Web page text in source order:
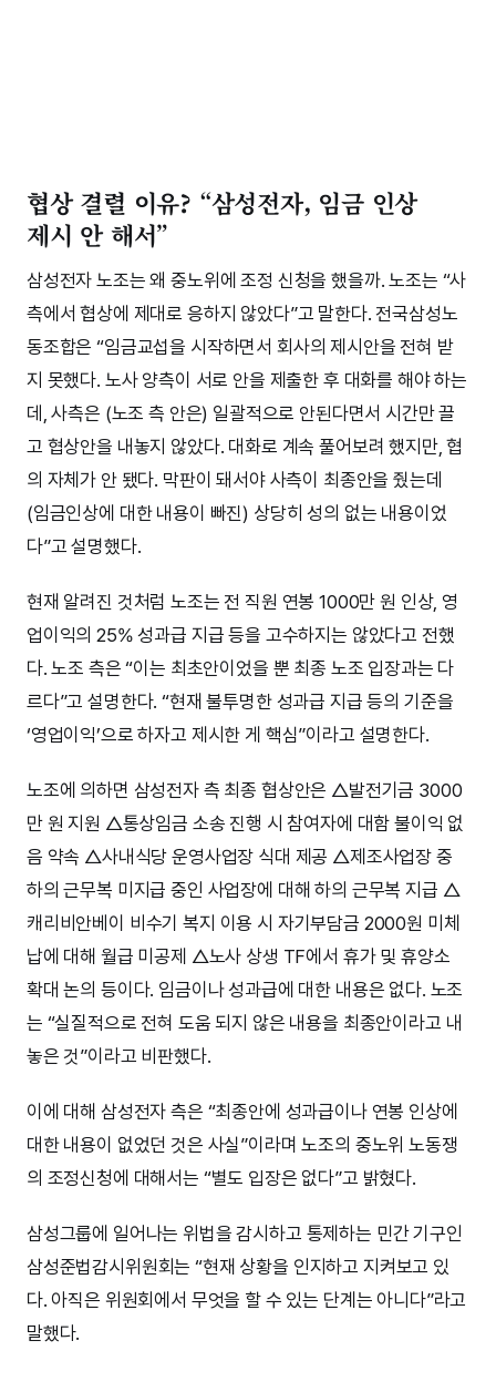
협상 결렬 이유? “삼성전자, 임금 인상
제시 안 해서”
삼성전자 노조는 왜 중노위에 조정 신청을 했을까. 노조는 “사
측에서 협상에 제대로 응하지 않았다”고 말한다. 전국삼성노
동조합은 “임금교섭을 시작하면서 회사의 제시안을 전혀 받
지 못했다. 노사 양측이 서로 안을 제출한 후 대화를 해야 하는
데, 사측은 (노조 측 안은) 일괄적으로 안된다면서 시간만 끌
고 협상안을 내놓지 않았다. 대화로 계속 풀어보려 했지만, 협
의 자체가 안 됐다. 막판이 돼서야 사측이 최종안을 줬는데
(임금인상에 대한 내용이 빠진) 상당히 성의 없는 내용이었
다”고 설명했다.
현재 알려진 것처럼 노조는 전 직원 연봉 1000만 원 인상, 영
업이익의 25% 성과급 지급 등을 고수하지는 않았다고 전했
다. 노조 측은 “이는 최초안이었을 뿐 최종 노조 입장과는 다
르다”고 설명한다. “현재 불투명한 성과급 지급 등의 기준을
‘영업이익’으로 하자고 제시한 게 핵심”이라고 설명한다.
노조에 의하면 삼성전자 측 최종 협상안은 △발전기금 3000
만 원 지원 △통상임금 소송 진행 시 참여자에 대함 불이익 없
음 약속 △사내식당 운영사업장 식대 제공 △제조사업장 중
하의 근무복 미지급 중인 사업장에 대해 하의 근무복 지급 △
캐리비안베이 비수기 복지 이용 시 자기부담금 2000원 미체
납에 대해 월급 미공제 △노사 상생 TF에서 휴가 및 휴양소
확대 논의 등이다. 임금이나 성과급에 대한 내용은 없다. 노조
는 “실질적으로 전혀 도움 되지 않은 내용을 최종안이라고 내
놓은 것”이라고 비판했다.
이에 대해 삼성전자 측은 “최종안에 성과급이나 연봉 인상에
대한 내용이 없었던 것은 사실”이라며 노조의 중노위 노동쟁
의 조정신청에 대해서는 “별도 입장은 없다”고 밝혔다.
삼성그룹에 일어나는 위법을 감시하고 통제하는 민간 기구인
삼성준법감시위원회는 “현재 상황을 인지하고 지켜보고 있
다. 아직은 위원회에서 무엇을 할 수 있는 단계는 아니다”라고
말했다.